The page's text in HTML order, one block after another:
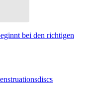
bei den richtigen